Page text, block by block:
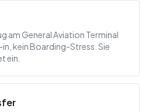
am General Aviation Terminal
in, kein Boarding-Stress. Sie
ein.